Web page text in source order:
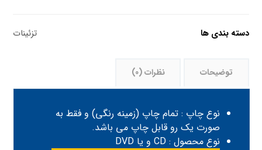
دسته بندی ها تزئینات
توضیحات نظرات (0)
نوع چاپ : تمام چاپ (زمینه رنگی) و فقط به
صورت یک رو قابل چاپ می باشد.
نوع محصول : CD و یا DVD